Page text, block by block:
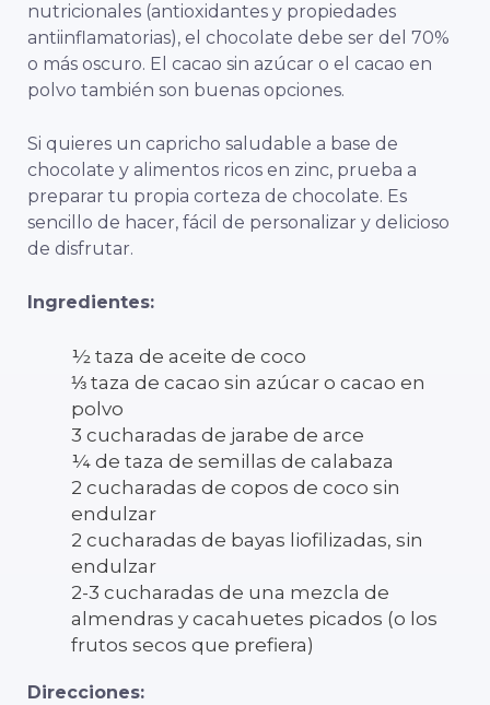
nutricionales (antioxidantes y propiedades
antiinflamatorias), el chocolate debe ser del 70%
o más oscuro. El cacao sin azúcar o el cacao en
polvo también son buenas opciones.
Si quieres un capricho saludable a base de
chocolate y alimentos ricos en zinc, prueba a
preparar tu propia corteza de chocolate. Es
sencillo de hacer, fácil de personalizar y delicioso
de disfrutar.
Ingredientes:
½ taza de aceite de coco
⅓ taza de cacao sin azúcar o cacao en
polvo
3 cucharadas de jarabe de arce
¼ de taza de semillas de calabaza
2 cucharadas de copos de coco sin
endulzar
2 cucharadas de bayas liofilizadas, sin
endulzar
2-3 cucharadas de una mezcla de
almendras y cacahuetes picados (o los
frutos secos que prefiera)
Direcciones: